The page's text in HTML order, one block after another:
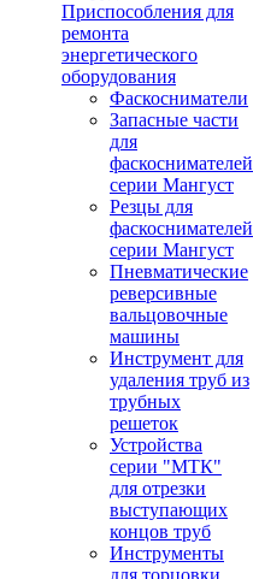
Приспособления для
ремонта
энергетического
оборудования
Фаскосниматели
Запасные части
для
фаскоснимателей
серии Мангуст
Резцы для
фаскоснимателей
серии Мангуст
Пневматические
реверсивные
вальцовочные
машины
Инструмент для
удаления труб из
трубных
решеток
Устройства
серии "МТК"
для отрезки
выступающих
концов труб
Инструменты
для торцовки